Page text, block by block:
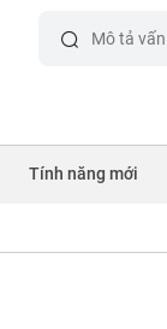
Tính năng mới